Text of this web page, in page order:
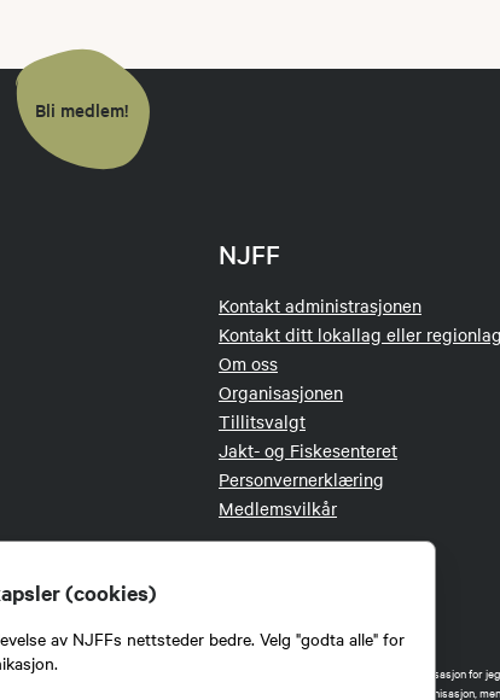
(cookies)
av NJFFs nettsteder bedre. Velg "godta alle" for
Bli medlem!
NJFF
Kontakt administrasjonen
Kontakt ditt lokallag eller regionlag
Om oss
Organisasjonen
Tillitsvalgt
Jakt- og Fiskesenteret
Personvernerklæring
Medlemsvilkår
Norges Jeger- og Fiskerforbund (NJFF) er landets eneste landsdekkende organisasjon for
formidling av kunnskap om jakt og fiske i Norge. Vi er en partipolitisk nøytral organisasjon,